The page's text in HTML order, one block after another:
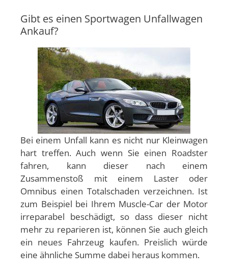
Gibt es einen Sportwagen Unfallwagen
Ankauf?
Bei einem Unfall kann es nicht nur Kleinwagen
hart treffen. Auch wenn Sie einen Roadster
fahren, kann dieser nach einem
Zusammenstoß mit einem Laster oder
Omnibus einen Totalschaden verzeichnen. Ist
zum Beispiel bei Ihrem Muscle-Car der Motor
irreparabel beschädigt, so dass dieser nicht
mehr zu reparieren ist, können Sie auch gleich
ein neues Fahrzeug kaufen. Preislich würde
eine ähnliche Summe dabei heraus kommen.